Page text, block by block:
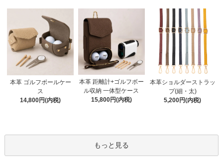
本革 ゴルフボールケー
ス
14,800円(内税)
本革 距離計+ゴルフボー
ル収納 一体型ケース
15,800円(内税)
本革ショルダーストラッ
プ(細・太)
5,200円(内税)
もっと見る